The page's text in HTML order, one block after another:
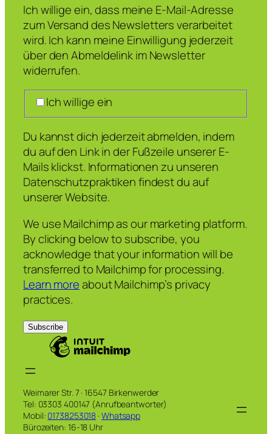
Ich willige ein, dass meine E-Mail-Adresse
zum Versand des Newsletters verarbeitet
wird. Ich kann meine Einwilligung jederzeit
über den Abmeldelink im Newsletter
widerrufen.
Ich willige ein
Du kannst dich jederzeit abmelden, indem
du auf den Link in der Fußzeile unserer E-
Mails klickst. Informationen zu unseren
Datenschutzpraktiken findest du auf
unserer Website.
We use Mailchimp as our marketing platform.
By clicking below to subscribe, you
acknowledge that your information will be
transferred to Mailchimp for processing.
Learn moreabout Mailchimp’s privacy
practices.
Weimarer Str. 7 · 16547 Birkenwerder
Tel: 03303 400147 (Anrufbeantworter)
Mobil: 01738253018 · Whatsapp
Bürozeiten: 16-18 Uhr